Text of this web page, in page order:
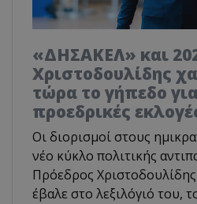
«ΔΗΣΑΚΕΛ» και
Χριστοδουλίδης
τώρα το γήπεδο
προεδρικές
Οι διορισμοί στους
νέο κύκλο πολιτικής
Πρόεδρος
έβαλε στο λεξιλόγιό του,